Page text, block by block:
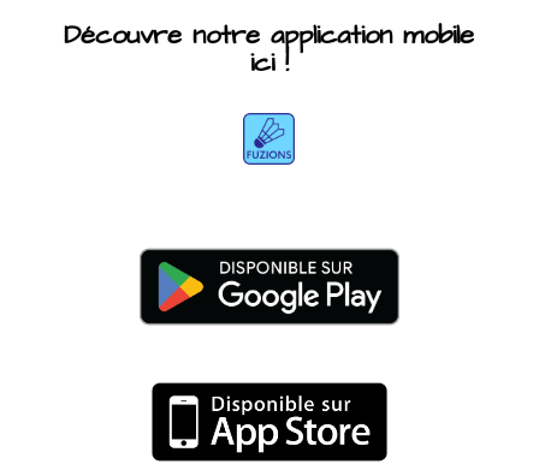
Découvre notre application mobile
ici !